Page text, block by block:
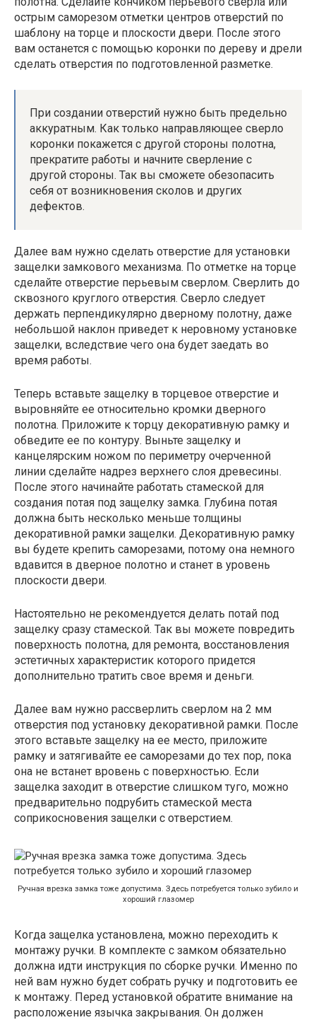
острым саморезом отметки центров отверстий по
шаблону на торце и плоскости двери. После этого
вам останется с помощью коронки по дереву и дрели
сделать отверстия по подготовленной разметке.
При создании отверстий нужно быть предельно
аккуратным. Как только направляющее сверло
коронки покажется с другой стороны полотна,
прекратите работы и начните сверление с
другой стороны. Так вы сможете обезопасить
себя от возникновения сколов и других
дефектов.
Далее вам нужно сделать отверстие для установки
защелки замкового механизма. По отметке на торце
сделайте отверстие перьевым сверлом. Сверлить до
сквозного круглого отверстия. Сверло следует
держать перпендикулярно дверному полотну, даже
небольшой наклон приведет к неровному установке
защелки, вследствие чего она будет заедать во
время работы.
Теперь вставьте защелку в торцевое отверстие и
выровняйте ее относительно кромки дверного
полотна. Приложите к торцу декоративную рамку и
обведите ее по контуру. Выньте защелку и
канцелярским ножом по периметру очерченной
линии сделайте надрез верхнего слоя древесины.
После этого начинайте работать стамеской для
создания потая под защелку замка. Глубина потая
должна быть несколько меньше толщины
декоративной рамки защелки. Декоративную рамку
вы будете крепить саморезами, потому она немного
вдавится в дверное полотно и станет в уровень
плоскости двери.
Настоятельно не рекомендуется делать потай под
защелку сразу стамеской. Так вы можете повредить
поверхность полотна, для ремонта, восстановления
эстетичных характеристик которого придется
дополнительно тратить свое время и деньги.
Далее вам нужно рассверлить сверлом на 2 мм
отверстия под установку декоративной рамки. После
этого вставьте защелку на ее место, приложите
рамку и затягивайте ее саморезами до тех пор, пока
она не встанет вровень с поверхностью. Если
защелка заходит в отверстие слишком туго, можно
предварительно подрубить стамеской места
соприкосновения защелки с отверстием.
Ручная врезка замка тоже допустима. Здесь потребуется только зубило и
хороший глазомер
Когда защелка установлена, можно переходить к
монтажу ручки. В комплекте с замком обязательно
должна идти инструкция по сборке ручки. Именно по
ней вам нужно будет собрать ручку и подготовить ее
к монтажу. Перед установкой обратите внимание на
расположение язычка закрывания. Он должен